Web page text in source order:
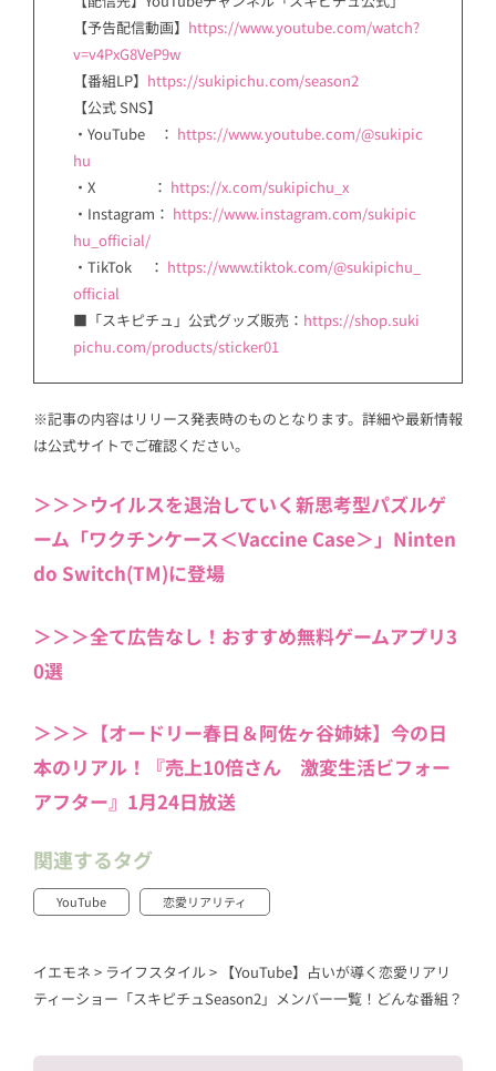
【予告配信動画】 https://www.youtube.com/watch?
v=v4PxG8VeP9w
【番組LP】 https://sukipichu.com/season2
【公式 SNS】
・YouTube ： https://www.youtube.com/@sukipic
hu
・X ： https://x.com/sukipichu_x
・Instagram： https://www.instagram.com/sukipic
hu_official/
・TikTok ： https://www.tiktok.com/@sukipichu_
official
■「スキピチュ」公式グッズ販売： https://shop.suki
pichu.com/products/sticker01
※記事の内容はリリース発表時のものとなります。詳細や最新情報
は公式サイトでご確認ください。
＞＞＞ウイルスを退治していく新思考型パズルゲ
ーム「ワクチンケース＜Vaccine Case＞」Ninten
do Switch(TM)に登場
＞＞＞全て広告なし！おすすめ無料ゲームアプリ3
0選
＞＞＞【オードリー春日＆阿佐ヶ谷姉妹】今の日
本のリアル！『売上10倍さん 激変生活ビフォー
アフター』1月24日放送
関連するタグ
YouTube 恋愛リアリティ
イエモネ > ライフスタイル> 【YouTube】占いが導く恋愛リアリ
ティーショー「スキピチュSeason2」メンバー一覧！どんな番組？